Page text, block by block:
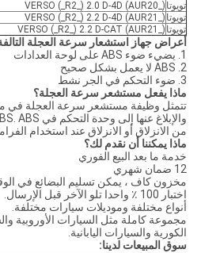
تويوتا VERSO (_R2_) 2.0 D-4D (AUR20_)
تويوتا VERSO (_R2_) 2.2 D-4D (AUR21_)
تويوتا VERSO (_R2_) 2.2 D-CAT (AUR21_)
أعراض جهاز استشعار سرعة العجلة
1. يضيء ضوء ABS على لوحة العدادات
2. ABS لا يعمل بشكل صحيح
3. ضوء التحكم في الجر نشط
ماذا يفعل مستشعر سرعة العجلة؟
تتمثل وظيفة مستشعر سرعة العجلة في
من الانزلاق أو الانزلاق عند استخدام
ماذا يمكننا أن نقدم لك؟
خدمة ما بعد البيع الفوري
12 ضمان شهري
مخزون كاف ، يمكن تسليم البضائع في
اختبار 100 ٪ واحدا تلو الآخر قبل الإرسال.
أنواع مختلفة وموديلات سيارات مختلفة.
مجموعة كاملة مثل السيارات الأوروبية
الكورية والسيارات اليابانية.
سوق المبيعات لدينا: